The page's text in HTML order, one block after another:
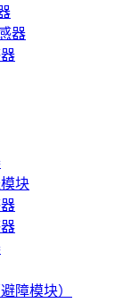
器
块
障模块）